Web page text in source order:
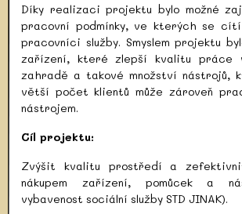
Díky realizaci projektu bylo možné
pracovní podmínky, ve kterých se
pracovníci služby. Smyslem projektu
zařízení, které zlepší kvalitu práce
zahradě a takové množství nástrojů,
větší počet klientů může zároveň
nástrojem.
Cíl projektu:
Zvýšit kvalitu prostředí a
nákupem zařízení, pomůcek a
vybavenost sociální služby STD JINAK).